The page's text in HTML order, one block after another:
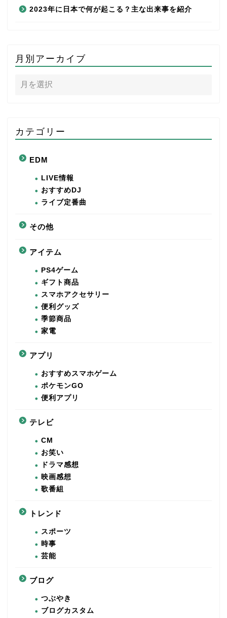
2023年に日本で何が起こる？主な出来事を紹介
月別アーカイブ
カテゴリー
EDM
LIVE情報
おすすめDJ
ライブ定番曲
その他
アイテム
PS4ゲーム
ギフト商品
スマホアクセサリー
便利グッズ
季節商品
家電
アプリ
おすすめスマホゲーム
ポケモンGO
便利アプリ
テレビ
CM
お笑い
ドラマ感想
映画感想
歌番組
トレンド
スポーツ
時事
芸能
ブログ
つぶやき
ブログカスタム